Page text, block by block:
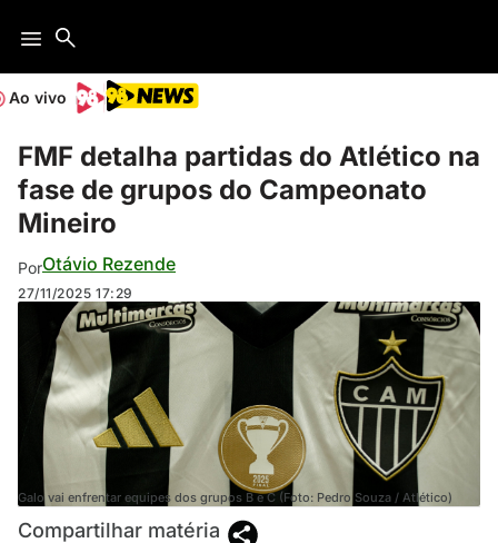
Ao vivo
FMF detalha partidas do Atlético na
fase de grupos do Campeonato
Mineiro
PorOtávio Rezende
27/11/2025 17:29
Galo vai enfrentar equipes dos grupos B e C (Foto: Pedro Souza / Atlético)
Compartilhar matéria